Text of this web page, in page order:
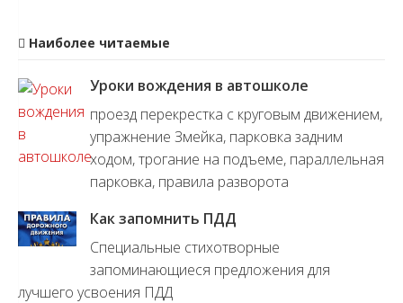
Наиболее читаемые
Уроки вождения в автошколе
проезд перекрестка с круговым движением,
упражнение Змейка, парковка задним
ходом, трогание на подъеме, параллельная
парковка, правила разворота
Как запомнить ПДД
Специальные стихотворные
запоминающиеся предложения для
лучшего усвоения ПДД